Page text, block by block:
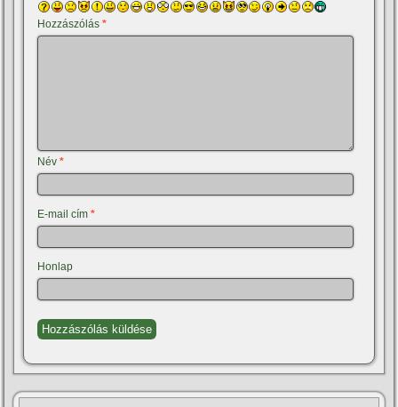
Hozzászólás*
Név*
E-mail cím*
Honlap